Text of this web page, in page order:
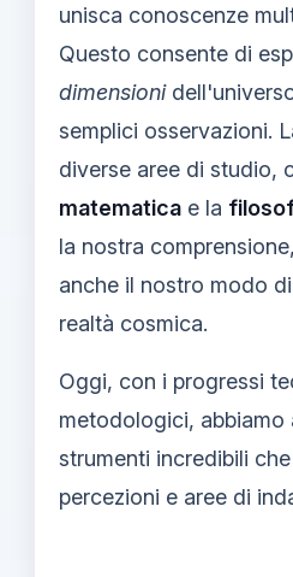
unisca conoscenze
Questo consente di
dimensioni
semplici osservazioni.
diverse aree di studio,
matematica e la
la nostra
anche il nostro modo
realtà cosmica.
Oggi, con i progressi
metodologici, abbiamo
strumenti incredibili
percezioni e aree di